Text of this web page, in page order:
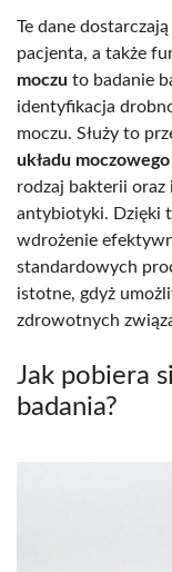
Te dane
pacjenta, a także
moczu to badanie
identyfikacja
moczu. Służy to
układu
rodzaj bakterii
antybiotyki. Dzięki
wdrożenie
standardowych
istotne, gdyż
zdrowotnych
Jak pobiera
badania?